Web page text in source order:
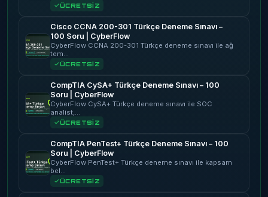
ÜCRETSİZ
Cisco CCNA 200-301 Türkçe Deneme Sınavı –
100 Soru | CyberFlow
CyberFlow CCNA 200-301 Türkçe deneme sınavı ile ağ
tem…
ÜCRETSİZ
CompTIA CySA+ Türkçe Deneme Sınavı – 100
Soru | CyberFlow
CyberFlow CySA+ Türkçe deneme sınavı ile SOC
analist,…
ÜCRETSİZ
CompTIA PenTest+ Türkçe Deneme Sınavı – 100
Soru | CyberFlow
CyberFlow PenTest+ Türkçe deneme sınavı ile kapsam
bel…
ÜCRETSİZ